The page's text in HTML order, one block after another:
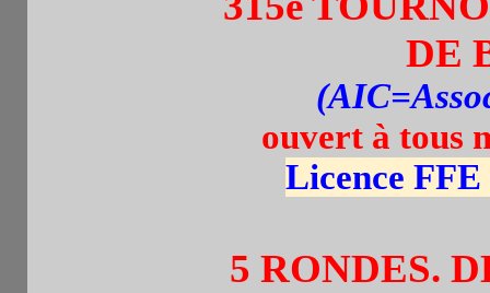
DE
ouvert à tous
Licence
5 RONDES.